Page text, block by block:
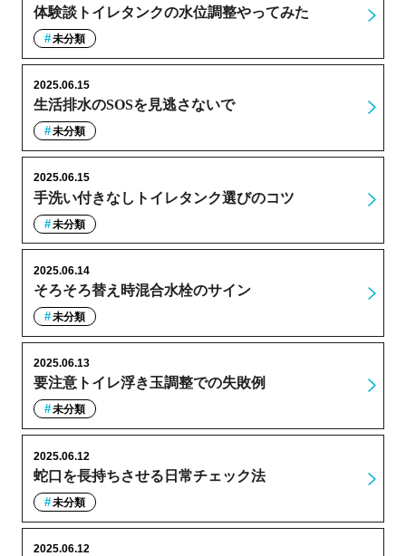
体験談トイレタンクの水位調整やってみた
未分類
生活排水のSOSを見逃さないで
2025.06.15
未分類
手洗い付きなしトイレタンク選びのコツ
2025.06.15
未分類
そろそろ替え時混合水栓のサイン
2025.06.14
未分類
要注意トイレ浮き玉調整での失敗例
2025.06.13
未分類
蛇口を長持ちさせる日常チェック法
2025.06.12
未分類
2025.06.12